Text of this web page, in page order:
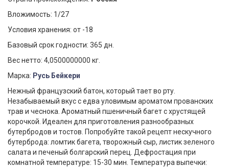
Вложимость: 1/27
Условия хранения: от -18
Базовый срок годности: 365 дн.
Вес нетто: 4,0500000000 кг.
Марка: Русь Бейкери
Нежный французский батон, который тает во рту.
Незабываемый вкус с едва уловимым ароматом прованских
трав и чеснока. Ароматный пшеничный багет с хрустящей
корочкой. Идеален для приготовления разнообразных
бутербродов и тостов. Попробуйте такой рецепт нескучного
бутерброда: ломтик багета, творожный сыр, листик зеленого
салата и печеный болгарский перец. Дефростация при
комнатной температуре: 15-30 мин. Температура выпечки: